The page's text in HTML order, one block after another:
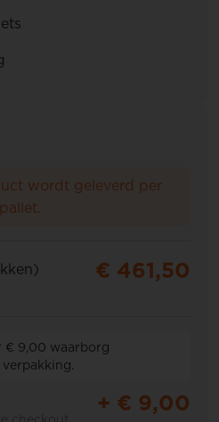
wordt geleverd per
pallet.
€ 461,50
€ 9,00 waarborg
+ € 9,00